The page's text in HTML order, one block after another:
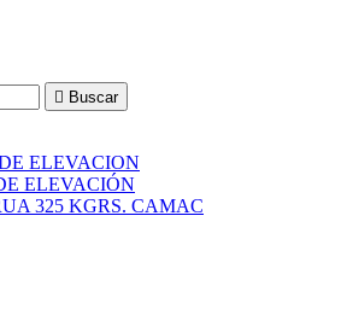
 Buscar
ELEVACION
ELEVACIÓN
325 KGRS. CAMAC